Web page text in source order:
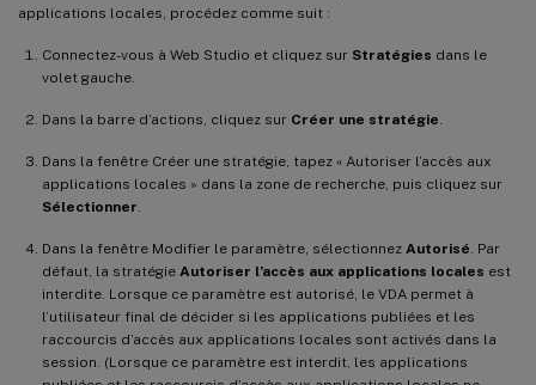
applications locales, procédez comme suit :
Connectez-vous à Web Studio et cliquez sur Stratégies dans le
volet gauche.
Dans la barre d’actions, cliquez sur Créer une stratégie
Dans la fenêtre Créer une stratégie, tapez « Autoriser l’accès aux
applications locales » dans la zone de recherche, puis cliquez sur
Sélectionner
Dans la fenêtre Modifier le paramètre, sélectionnez Autorisé . Par
défaut, la stratégie Autoriser l’accès aux applications locales est
interdite. Lorsque ce paramètre est autorisé, le VDA permet à
l’utilisateur final de décider si les applications publiées et les
raccourcis d’accès aux applications locales sont activés dans la
session. (Lorsque ce paramètre est interdit, les applications